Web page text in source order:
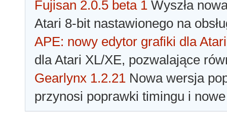
Fujisan 2.0.5 beta 1 Wyszła
Atari 8-bit nastawionego na
APE: nowy edytor grafiki dla Atari
dla Atari XL/XE, pozwalające
Gearlynx 1.2.21 Nowa wersja
przynosi poprawki timingu i